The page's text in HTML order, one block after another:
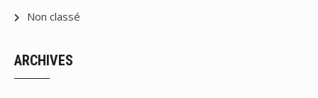
Non classé
ARCHIVES